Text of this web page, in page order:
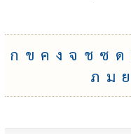
ก ข ค ง จ ช ซ ด
ภ ม ย